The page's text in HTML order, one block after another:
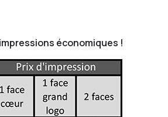
économiques !